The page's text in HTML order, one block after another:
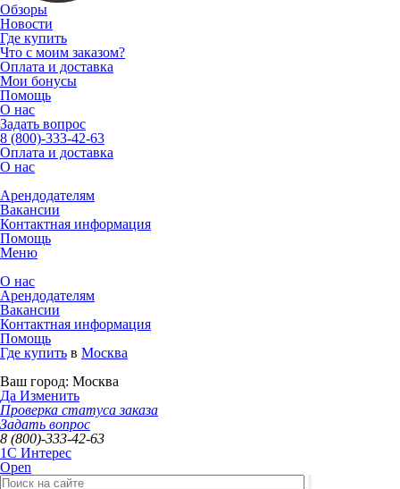
Обзоры
Новости
Где купить
Что с моим заказом?
Оплата и доставка
Мои бонусы
Помощь
О нас
Задать вопрос
8 (800)-333-42-63
Оплата и доставка
О нас
Арендодателям
Вакансии
Контактная информация
Помощь
Меню
О нас
Арендодателям
Вакансии
Контактная информация
Помощь
Где купить в Москва
Ваш город: Москва
Да Изменить
Проверка статуса заказа
Задать вопрос
8 (800)-333-42-63
1C Интерес
Open